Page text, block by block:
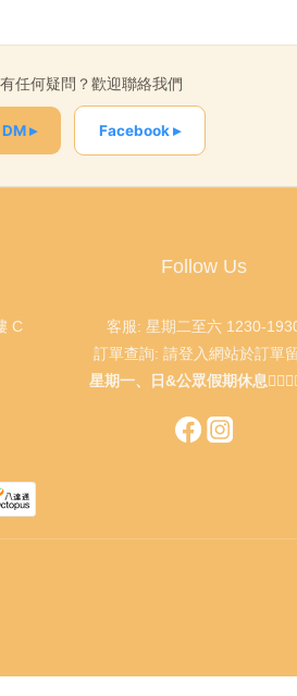
任何疑問？歡迎聯絡我們
▸ Facebook ▸
C
Follow Us
客服: 星期二至六 1230-
訂單查詢: 請登入網站於訂單
星期一、日&公眾假期休息